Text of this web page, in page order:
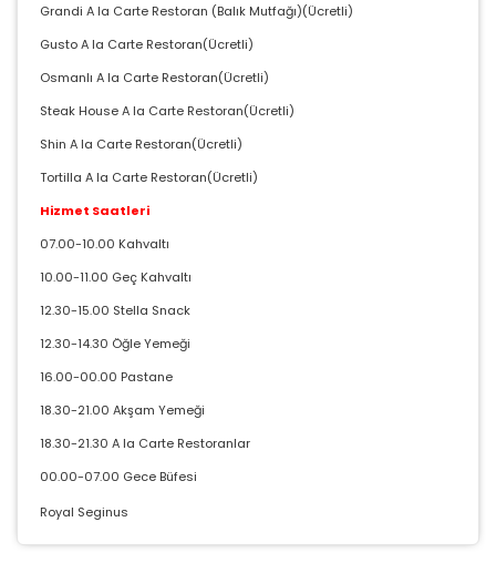
Çerez tercihlerinizi
Grandi A la Carte Restoran (Balık Mutfağı)(Ücretli)
Gusto A la Carte Restoran(Ücretli)
Osmanlı A la Carte Restoran(Ücretli)
Steak House A la Carte Restoran(Ücretli)
Shin A la Carte Restoran(Ücretli)
Tortilla A la Carte Restoran(Ücretli)
Hizmet Saatleri
07.00-10.00 Kahvaltı
10.00-11.00 Geç Kahvaltı
12.30-15.00 Stella Snack
12.30-14.30 Öğle Yemeği
16.00-00.00 Pastane
18.30-21.00 Akşam Yemeği
18.30-21.30 A la Carte Restoranlar
00.00-07.00 Gece Büfesi
Royal Seginus